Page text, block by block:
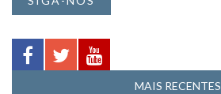
MAIS RECENTES